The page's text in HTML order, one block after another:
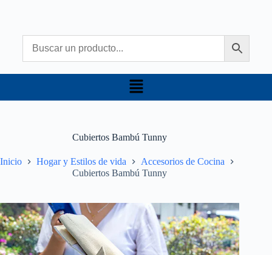
Cubiertos Bambú Tunny
Inicio Hogar y Estilos de vida
Accesorios de Cocina
Cubiertos Bambú Tunny